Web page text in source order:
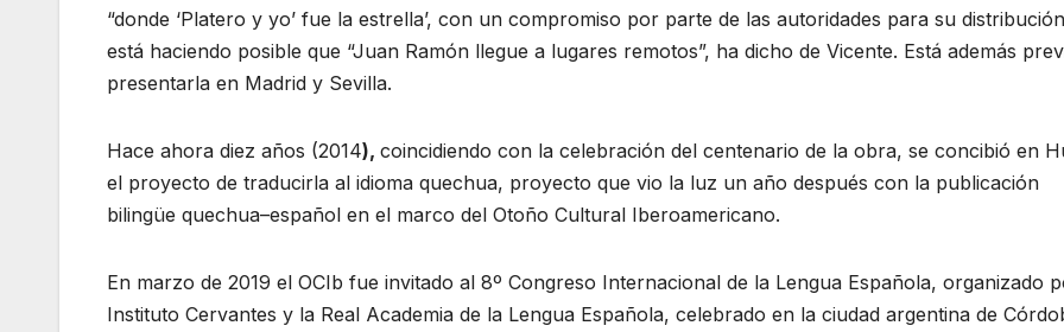
“donde ‘Platero y yo’ fue la estrella’, con un compromiso por parte de las autoridades para su
está haciendo posible que “Juan Ramón llegue a lugares remotos”, ha dicho de Vicente. Está además
presentarla en Madrid y Sevilla.
Hace ahora diez años (2014), coincidiendo con la celebración del centenario de la obra, se concibió en
el proyecto de traducirla al idioma quechua, proyecto que vio la luz un año después con la publicación
bilingüe quechua–español en el marco del Otoño Cultural Iberoamericano.
En marzo de 2019 el OCIb fue invitado al 8º Congreso Internacional de la Lengua Española, organizado
Instituto Cervantes y la Real Academia de la Lengua Española, celebrado en la ciudad argentina de